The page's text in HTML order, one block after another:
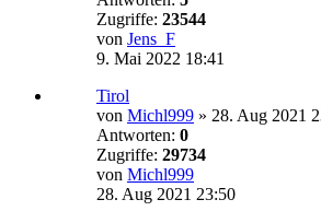
Zugriffe: 23544
von Jens_F
9. Mai 2022 18:41
Tirol
von Michl999 » 28. Aug 2021
Antworten: 0
Zugriffe: 29734
von Michl999
28. Aug 2021 23:50